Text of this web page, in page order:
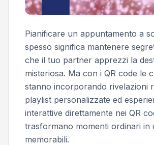
Pianificare un appuntamento a
spesso significa mantenere
che il tuo partner apprezzi la
misteriosa. Ma con i QR code le
stanno incorporando rivelazioni
playlist personalizzate ed
interattive direttamente nei QR
trasformano momenti ordinari in
memorabili.